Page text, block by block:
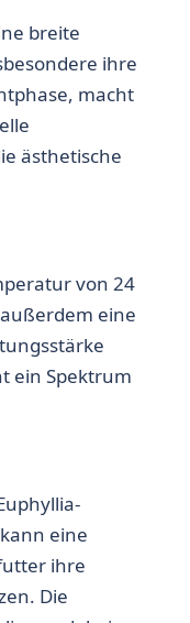
breite
ihre
macht
ästhetische
von 24
eine
ein Spektrum
eine
ihre
Die